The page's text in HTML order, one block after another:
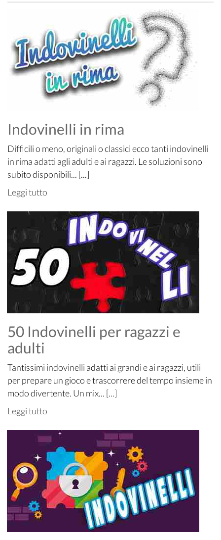
Indovinelli in rima
Difficili o meno, originali o classici ecco tanti indovinelli
in rima adatti agli adulti e ai ragazzi. Le soluzioni sono
subito disponibili... [...]
Leggi tutto
50 Indovinelli per ragazzi e
adulti
Tantissimi indovinelli adatti ai grandi e ai ragazzi, utili
per prepare un gioco e trascorrere del tempo insieme in
modo divertente. Un mix... [...]
Leggi tutto